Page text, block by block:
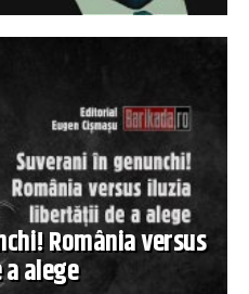
România versus
alege